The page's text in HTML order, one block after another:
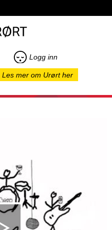
Logg inn
Les mer om Urørt her